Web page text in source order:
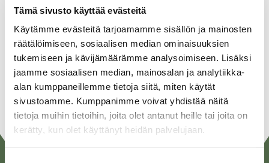
Tämä sivusto käyttää evästeitä
Käytämme evästeitä tarjoamamme sisällön ja mainosten
räätälöimiseen, sosiaalisen median ominaisuuksien
tukemiseen ja kävijämäärämme analysoimiseen. Lisäksi
jaamme sosiaalisen median, mainosalan ja analytiikka-
alan kumppaneillemme tietoja siitä, miten käytät
sivustoamme. Kumppanimme voivat yhdistää näitä
tietoja muihin tietoihin, joita olet antanut heille tai joita on
kerätty, kun olet käyttänyt heidän palvelujaan.
Facebook
Twitter
Linkedin
URL